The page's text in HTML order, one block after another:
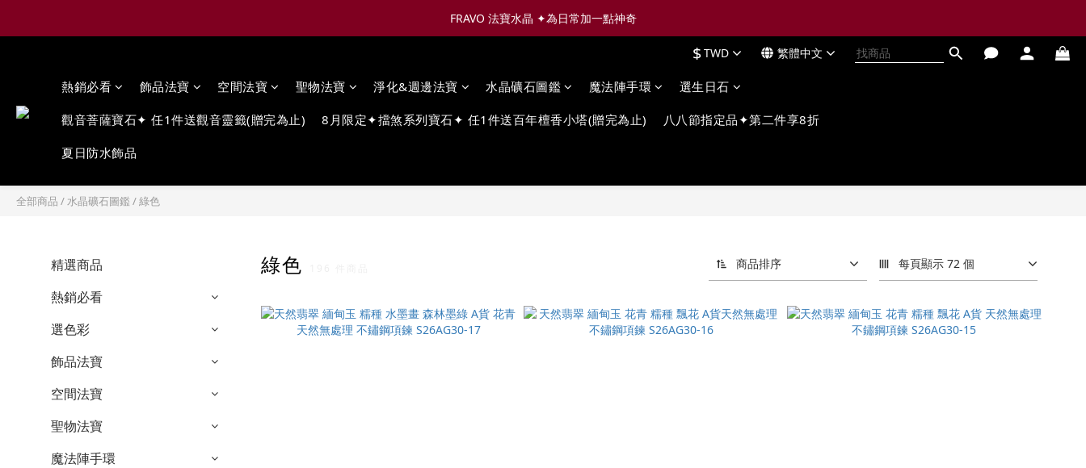
FRAVO 法寶水晶 ✦為日常加一點神奇
$TWD 繁體中文
熱銷必看 飾品法寶 空間法寶 聖物法寶 淨化&週邊法寶 水晶礦石圖鑑 魔法陣手環 選生日石
觀音菩薩寶石✦ 任1件送觀音靈籤(贈完為止) 8月限定✦擋煞系列寶石✦ 任1件送百年檀香小塔(贈完為止) 八八節指定品✦第二件享8折
夏日防水飾品
全部商品 /水晶礦石圖鑑 /綠色
精選商品
熱銷必看
選色彩
飾品法寶
空間法寶
聖物法寶
魔法陣手環
綠色 商品排序 每頁顯示 72 個